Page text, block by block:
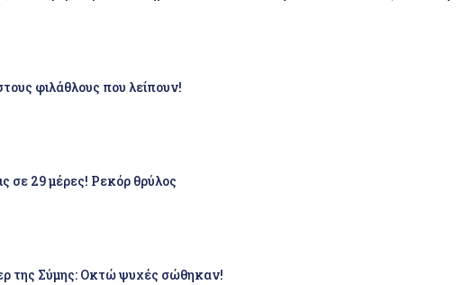
φιλάθλους που λείπουν!
σε 29 μέρες! Ρεκόρ θρύλος
της Σύμης: Οκτώ ψυχές σώθηκαν!